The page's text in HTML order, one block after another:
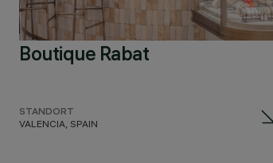
Boutique Rabat
STANDORT
VALENCIA, SPAIN